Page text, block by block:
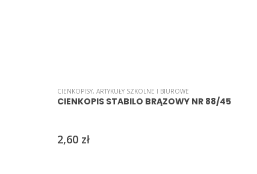
CIENKOPISY, ARTYKUŁY SZKOLNE I BIUROWE
CIENKOPIS STABILO BRĄZOWY NR 88/45
2,60 zł